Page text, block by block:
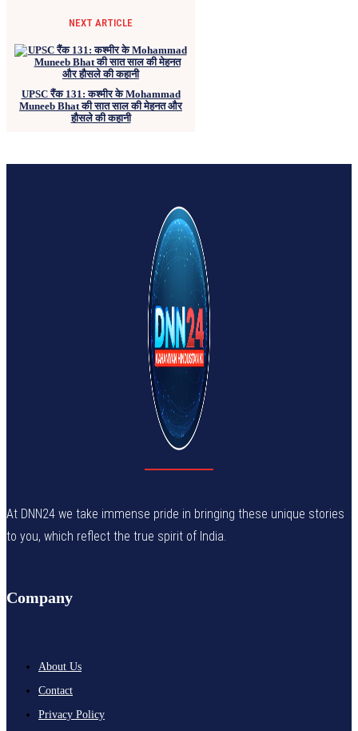
NEXT ARTICLE
UPSC रैंक 131: कश्मीर के Mohammad
Muneeb Bhat की सात साल की मेहनत और
हौसले की कहानी
At DNN24 we take immense pride in bringing these unique stories
to you, which reflect the true spirit of India.
Company
About Us
Contact
Privacy Policy